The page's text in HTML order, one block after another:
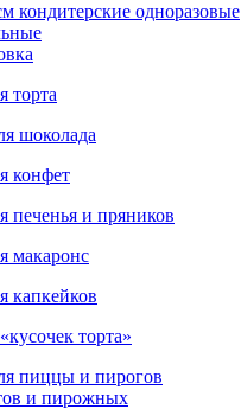
кондитерские одноразовые
торта
шоколада
конфет
печенья и пряников
макаронс
капкейков
торта»
пиццы и пирогов
и пирожных